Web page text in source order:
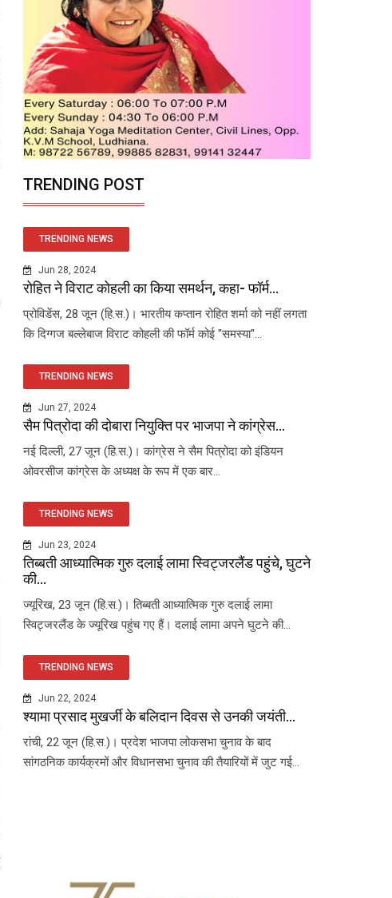
TRENDING POST
TRENDING NEWS
Jun 28, 2024
रोहित ने विराट कोहली का किया समर्थन, कहा- फॉर्म...
प्रोविडेंस, 28 जून (हि.स.)। भारतीय कप्तान रोहित शर्मा को नहीं लगता
कि दिग्गज बल्लेबाज विराट कोहली की फॉर्म कोई "समस्या"...
TRENDING NEWS
Jun 27, 2024
सैम पित्रोदा की दोबारा नियुक्ति पर भाजपा ने कांग्रेस...
नई दिल्ली, 27 जून (हि.स.)। कांग्रेस ने सैम पित्रोदा को इंडियन
ओवरसीज कांग्रेस के अध्यक्ष के रूप में एक बार...
TRENDING NEWS
Jun 23, 2024
तिब्बती आध्यात्मिक गुरु दलाई लामा स्विट्जरलैंड पहुंचे, घुटने
की...
ज्यूरिख, 23 जून (हि.स.)। तिब्बती आध्यात्मिक गुरु दलाई लामा
स्विट्जरलैंड के ज्यूरिख पहुंच गए हैं। दलाई लामा अपने घुटने की...
TRENDING NEWS
Jun 22, 2024
श्यामा प्रसाद मुखर्जी के बलिदान दिवस से उनकी जयंती...
रांची, 22 जून (हि.स.)। प्रदेश भाजपा लोकसभा चुनाव के बाद
सांगठनिक कार्यक्रमों और विधानसभा चुनाव की तैयारियों में जुट गई...